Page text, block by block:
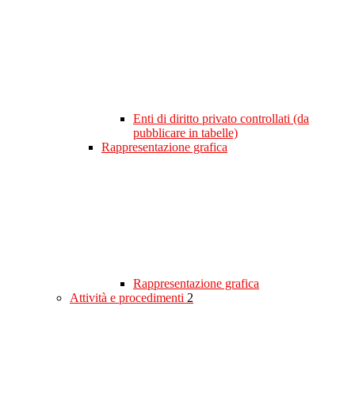
Enti di diritto privato controllati (da
pubblicare in tabelle)
Rappresentazione grafica
Rappresentazione grafica
Attività e procedimenti 2